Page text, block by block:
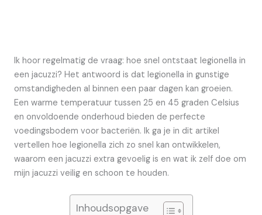
Ik hoor regelmatig de vraag: hoe snel ontstaat legionella in
een jacuzzi? Het antwoord is dat legionella in gunstige
omstandigheden al binnen een paar dagen kan groeien.
Een warme temperatuur tussen 25 en 45 graden Celsius
en onvoldoende onderhoud bieden de perfecte
voedingsbodem voor bacteriën. Ik ga je in dit artikel
vertellen hoe legionella zich zo snel kan ontwikkelen,
waarom een jacuzzi extra gevoelig is en wat ik zelf doe om
mijn jacuzzi veilig en schoon te houden.
Inhoudsopgave